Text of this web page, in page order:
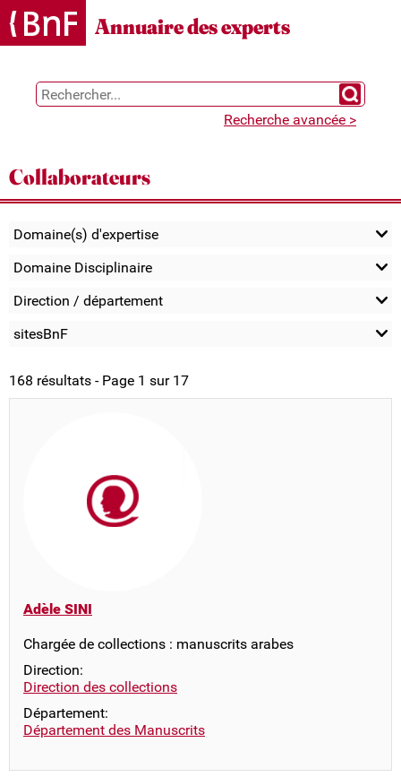
Gestion des cookies
Annuaire des experts
Chercher
Recherche avancée >
Collaborateurs
Domaine(s) d'expertise
Domaine Disciplinaire
Direction / département
sitesBnF
168 résultats - Page 1 sur 17
Adèle SINI
Chargée de collections : manuscrits arabes
Direction:
Direction des collections
Département:
Département des Manuscrits